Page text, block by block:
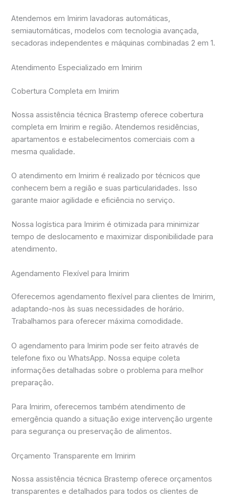
Atendemos em Imirim lavadoras automáticas,
semiautomáticas, modelos com tecnologia avançada,
secadoras independentes e máquinas combinadas 2 em 1.
Atendimento Especializado em Imirim
Cobertura Completa em Imirim
Nossa assistência técnica Brastemp oferece cobertura
completa em Imirim e região. Atendemos residências,
apartamentos e estabelecimentos comerciais com a
mesma qualidade.
O atendimento em Imirim é realizado por técnicos que
conhecem bem a região e suas particularidades. Isso
garante maior agilidade e eficiência no serviço.
Nossa logística para Imirim é otimizada para minimizar
tempo de deslocamento e maximizar disponibilidade para
atendimento.
Agendamento Flexível para Imirim
Oferecemos agendamento flexível para clientes de Imirim,
adaptando-nos às suas necessidades de horário.
Trabalhamos para oferecer máxima comodidade.
O agendamento para Imirim pode ser feito através de
telefone fixo ou WhatsApp. Nossa equipe coleta
informações detalhadas sobre o problema para melhor
preparação.
Para Imirim, oferecemos também atendimento de
emergência quando a situação exige intervenção urgente
para segurança ou preservação de alimentos.
Orçamento Transparente em Imirim
Nossa assistência técnica Brastemp oferece orçamentos
transparentes e detalhados para todos os clientes de